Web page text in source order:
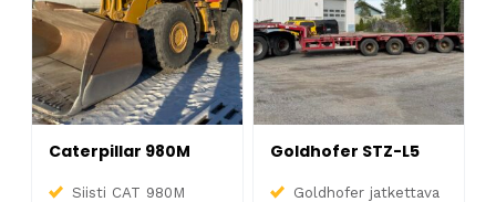
Caterpillar 980M
Siisti CAT 980M
Goldhofer STZ-L5
Goldhofer jatkettava